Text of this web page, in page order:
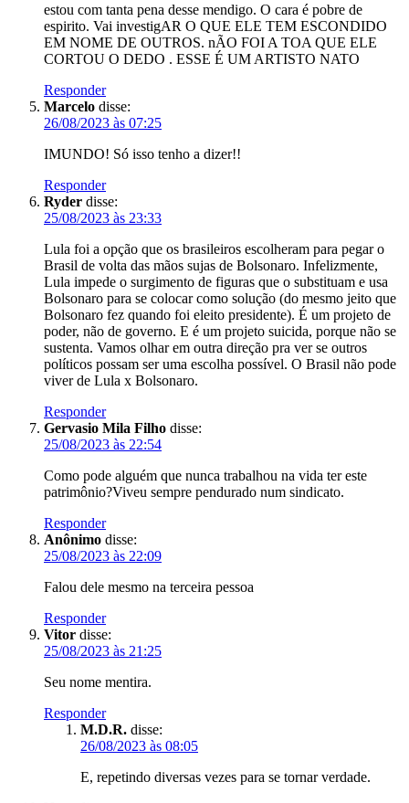
estou com tanta pena desse mendigo. O cara é pobre de
espirito. Vai investigAR O QUE ELE TEM ESCONDIDO
EM NOME DE OUTROS. nÃO FOI A TOA QUE ELE
CORTOU O DEDO . ESSE É UM ARTISTO NATO
Responder
Marcelo disse:
26/08/2023 às 07:25
IMUNDO! Só isso tenho a dizer!!
Responder
Ryder disse:
25/08/2023 às 23:33
Lula foi a opção que os brasileiros escolheram para pegar o
Brasil de volta das mãos sujas de Bolsonaro. Infelizmente,
Lula impede o surgimento de figuras que o substituam e usa
Bolsonaro para se colocar como solução (do mesmo jeito que
Bolsonaro fez quando foi eleito presidente). É um projeto de
poder, não de governo. E é um projeto suicida, porque não se
sustenta. Vamos olhar em outra direção pra ver se outros
políticos possam ser uma escolha possível. O Brasil não pode
viver de Lula x Bolsonaro.
Responder
Gervasio Mila Filho disse:
25/08/2023 às 22:54
Como pode alguém que nunca trabalhou na vida ter este
patrimônio?Viveu sempre pendurado num sindicato.
Responder
Anônimo disse:
25/08/2023 às 22:09
Falou dele mesmo na terceira pessoa
Responder
Vitor disse:
25/08/2023 às 21:25
Seu nome mentira.
Responder
M.D.R. disse:
26/08/2023 às 08:05
E, repetindo diversas vezes para se tornar verdade.